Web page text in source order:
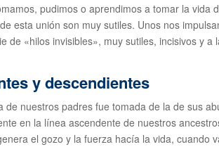
pudimos o aprendimos a tomar la vida
esta unión son muy sutiles. Unos nos
de «hilos invisibles», muy sutiles, incisivos y
y descendientes
de nuestros padres fue tomada de la de sus
en la línea ascendente de nuestros
el gozo y la fuerza hacía la vida, cuando